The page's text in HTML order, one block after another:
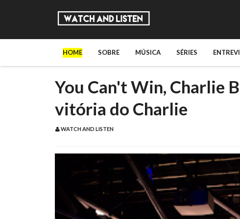
HOME SOBRE MÚSICA SÉRIES
You Can't Win, Charlie
vitória do Charlie
WATCH AND LISTEN